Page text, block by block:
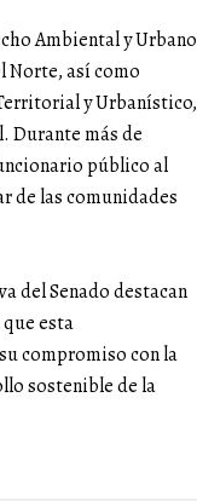
Ambiental y Urbano
así como
y Urbanístico,
Durante más de
público al
de las comunidades
del Senado destacan
que esta
compromiso con la
sostenible de la